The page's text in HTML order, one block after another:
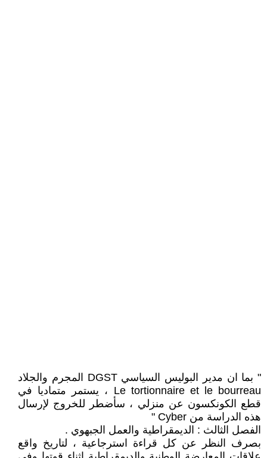
" بما ان مدير البوليس السياسي DGST المجرم والجلاد
Le tortionnaire et le bourreau ، يستمر متماديا في
قطع الكونكسون عن منزلي ، سأضطر للخروج لإرسال
هذه الدراسة من Cyber "
الفصل الثالث : الديمقراطية والعمل الجبهوي .
بصرف النظر عن كل قراءة استرجاعية ، لتاريخ واقع